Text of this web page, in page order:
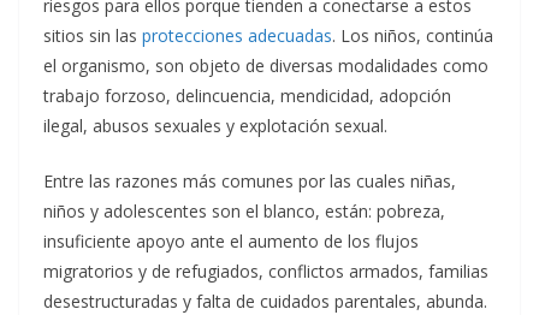
riesgos para ellos porque tienden a conectarse a estos
sitios sin las protecciones adecuadas. Los niños, continúa
el organismo, son objeto de diversas modalidades como
trabajo forzoso, delincuencia, mendicidad, adopción
ilegal, abusos sexuales y explotación sexual.
Entre las razones más comunes por las cuales niñas,
niños y adolescentes son el blanco, están: pobreza,
insuficiente apoyo ante el aumento de los flujos
migratorios y de refugiados, conflictos armados, familias
desestructuradas y falta de cuidados parentales, abunda.